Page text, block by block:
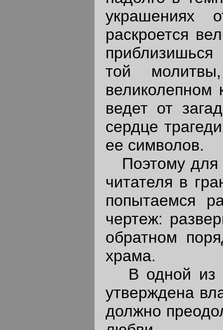
украшениях
раскроется
той
великолепном
ведет от
сердце
ее символов.
Поэтому для
читателя в
попытаемся
чертеж:
обратном
храма.
В одной из
утверждена
должно